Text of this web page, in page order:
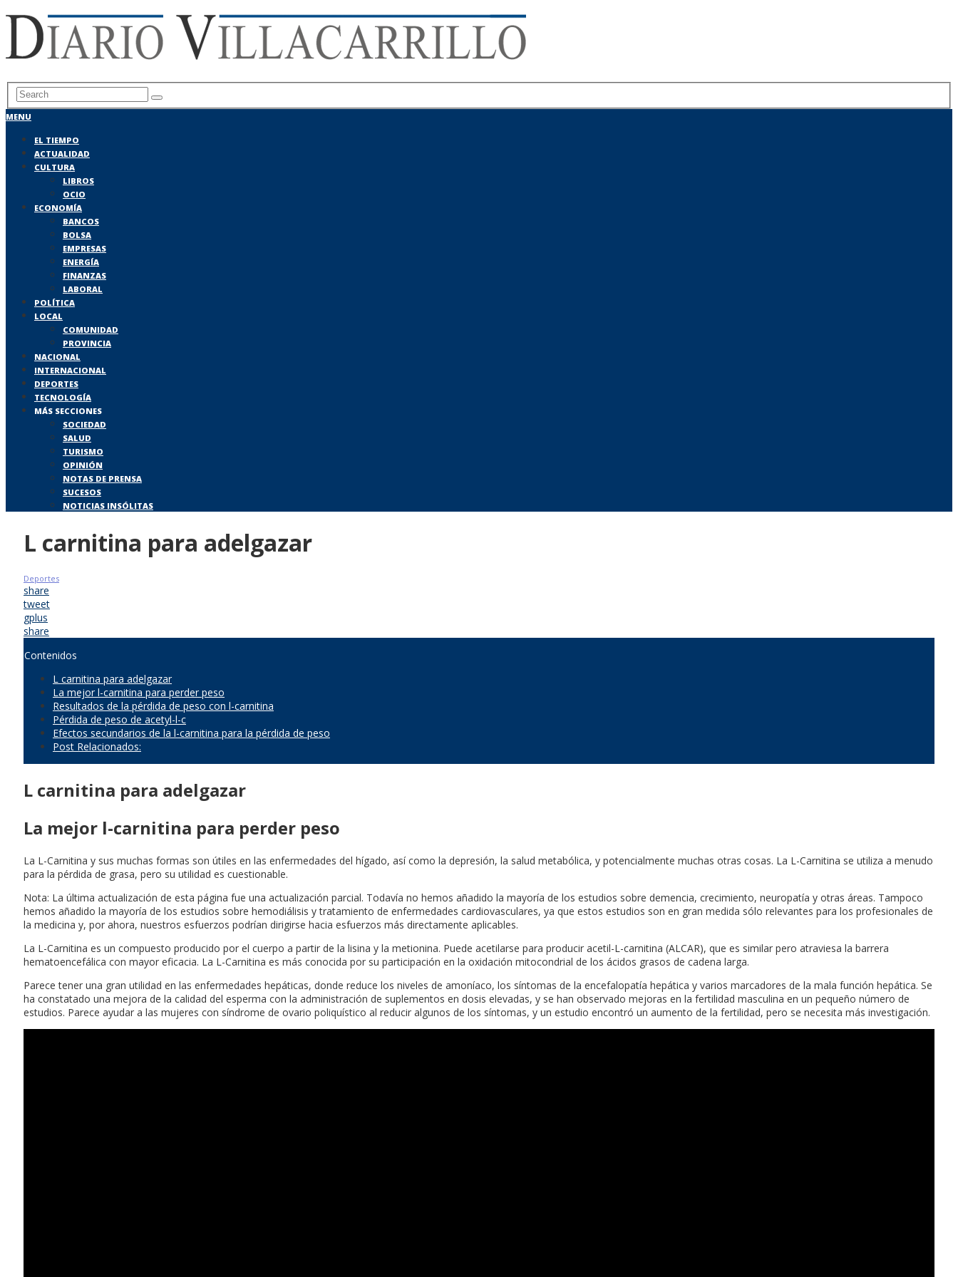
MENU
EL TIEMPO
ACTUALIDAD
CULTURA
LIBROS
OCIO
ECONOMÍA
BANCOS
BOLSA
EMPRESAS
ENERGÍA
FINANZAS
LABORAL
POLÍTICA
LOCAL
COMUNIDAD
PROVINCIA
NACIONAL
INTERNACIONAL
DEPORTES
TECNOLOGÍA
MÁS SECCIONES
SOCIEDAD
SALUD
TURISMO
OPINIÓN
NOTAS DE PRENSA
SUCESOS
NOTICIAS INSÓLITAS
L carnitina para adelgazar
Deportes
share
tweet
gplus
share
Contenidos
L carnitina para adelgazar
La mejor l-carnitina para perder peso
Resultados de la pérdida de peso con l-carnitina
Pérdida de peso de acetyl-l-c
Efectos secundarios de la l-carnitina para la pérdida de peso
Post Relacionados:
L carnitina para adelgazar
La mejor l-carnitina para perder peso
La L-Carnitina y sus muchas formas son útiles en las enfermedades del hígado, así como la depresión, la salud metabólica, y potencialmente muchas otras cosas. La L-Carnitina se utiliza a menudo
para la pérdida de grasa, pero su utilidad es cuestionable.
Nota: La última actualización de esta página fue una actualización parcial. Todavía no hemos añadido la mayoría de los estudios sobre demencia, crecimiento, neuropatía y otras áreas. Tampoco
hemos añadido la mayoría de los estudios sobre hemodiálisis y tratamiento de enfermedades cardiovasculares, ya que estos estudios son en gran medida sólo relevantes para los profesionales de
la medicina y, por ahora, nuestros esfuerzos podrían dirigirse hacia esfuerzos más directamente aplicables.
La L-Carnitina es un compuesto producido por el cuerpo a partir de la lisina y la metionina. Puede acetilarse para producir acetil-L-carnitina (ALCAR), que es similar pero atraviesa la barrera
hematoencefálica con mayor eficacia. La L-Carnitina es más conocida por su participación en la oxidación mitocondrial de los ácidos grasos de cadena larga.
Parece tener una gran utilidad en las enfermedades hepáticas, donde reduce los niveles de amoníaco, los síntomas de la encefalopatía hepática y varios marcadores de la mala función hepática. Se
ha constatado una mejora de la calidad del esperma con la administración de suplementos en dosis elevadas, y se han observado mejoras en la fertilidad masculina en un pequeño número de
estudios. Parece ayudar a las mujeres con síndrome de ovario poliquístico al reducir algunos de los síntomas, y un estudio encontró un aumento de la fertilidad, pero se necesita más investigación.